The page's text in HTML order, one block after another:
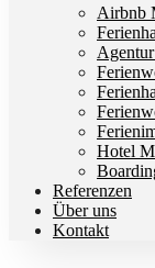
Airbnb
Hotel
Referenzen
Über uns
Kontakt